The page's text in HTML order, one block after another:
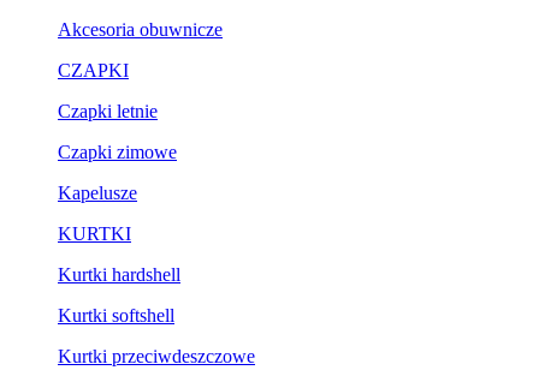
Akcesoria obuwnicze
CZAPKI
Czapki letnie
Czapki zimowe
Kapelusze
KURTKI
Kurtki hardshell
Kurtki softshell
Kurtki przeciwdeszczowe